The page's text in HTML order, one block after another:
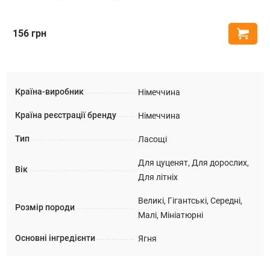
Країна-виробник Німеччина
Країна реєстрації бренду Німеччина
Тип Ласощі
Вік
Для цуценят, Для дорослих,
Для літніх
Розмір породи
Великі, Гігантські, Середні,
Малі, Мініатюрні
Основні інгредієнти Ягня
156 грн